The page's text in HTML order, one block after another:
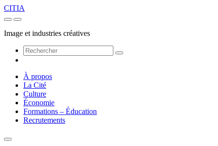
CITIA
Image et industries créatives
À propos
La Cité
Culture
Économie
Formations – Éducation
Recrutements